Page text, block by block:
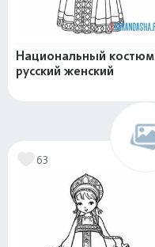
Национальный костюм
русский женский
63